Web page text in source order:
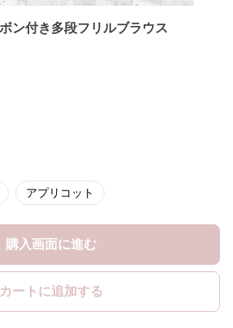
ン付き多段フリルブラウス
アプリコット
購入画面に進む
カートに追加する